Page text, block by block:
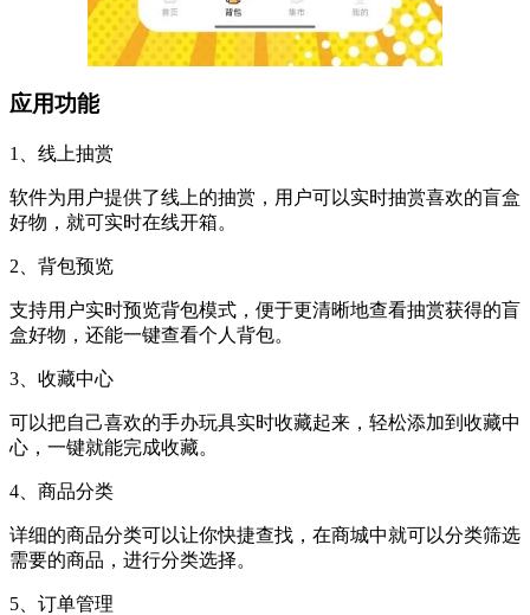
应用功能
1、线上抽赏
软件为用户提供了线上的抽赏，用户可以实时抽赏喜欢的盲盒
好物，就可实时在线开箱。
2、背包预览
支持用户实时预览背包模式，便于更清晰地查看抽赏获得的盲
盒好物，还能一键查看个人背包。
3、收藏中心
可以把自己喜欢的手办玩具实时收藏起来，轻松添加到收藏中
心，一键就能完成收藏。
4、商品分类
详细的商品分类可以让你快捷查找，在商城中就可以分类筛选
需要的商品，进行分类选择。
5、订单管理